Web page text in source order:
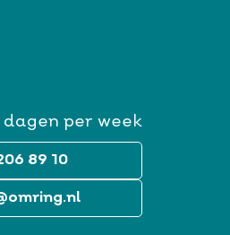
per week
89 10